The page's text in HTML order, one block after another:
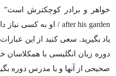
خواهر و برادر کوچکترش است”
after his garden / او به کسی نیاز
یاد بگیرید. سعی کنید از این
دوره زبان انگلیسی با همکلاسان
صحیحی از آنها و یا مدرس دوره